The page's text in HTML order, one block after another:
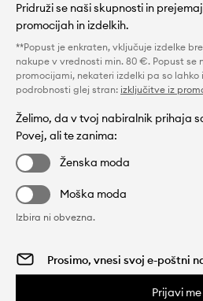
Pridruži se naši skupnosti in
promocijah in izdelkih.
**Popust je enkraten, vključuje izdelke
nakupe v vrednosti min. 80 €. Popust se
promocijami, nekateri izdelki pa so lahko
podrobnosti glej stran: izključitve iz
Želimo, da v tvoj nabiralnik prihaja
Povej, ali te zanima:
Ženska moda
Moška moda
Izbira ni obvezna.
Prijavi me